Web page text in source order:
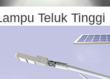
Teluk Tinggi